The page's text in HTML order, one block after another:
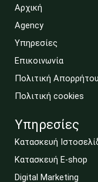
o
k
m
Αρχική
Agency
Υπηρεσίες
Επικοινωνία
Πολιτική Απορρήτου
Πολιτική cookies
Υπηρεσίες
Κατασκευή
Κατασκευή E-shop
Digital Marketing